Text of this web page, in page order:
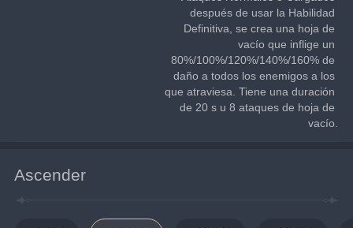
después de usar la Habilidad
Definitiva, se crea una hoja de
vacío que inflige un
80%/100%/120%/140%/160% de
daño a todos los enemigos a los
que atraviesa. Tiene una duración
de 20 s u 8 ataques de hoja de
vacío.
Ascender